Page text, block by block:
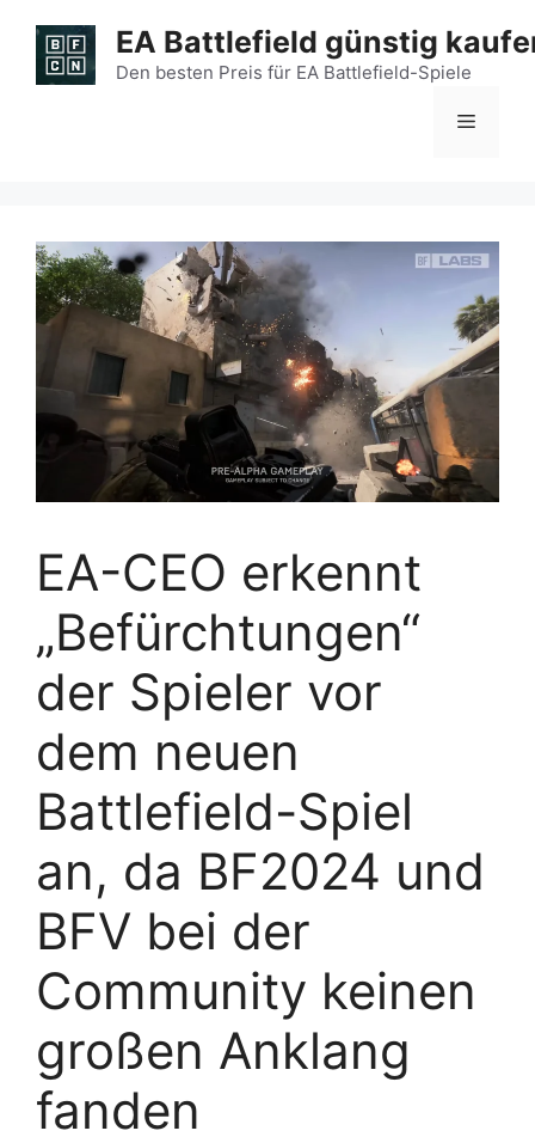
Inhalt
springen
EA Battlefield günstig
Den besten Preis für EA Battlefield-Spiele
Menü
EA-CEO erkennt
„Befürchtungen“
der Spieler vor
dem neuen
Battlefield-Spiel
an, da BF2024 und
BFV bei der
Community keinen
großen Anklang
fanden